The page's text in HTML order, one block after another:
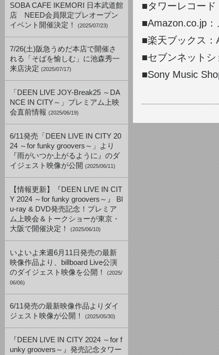
SOBA CAFE IKEMORI 日本武道館
店 NEED会員限定プレオープン
イベント開催決定！
(2025/07/23)
7/26(土)阪急うめだ本店で開催さ
れる「そばを愉しむ」に池森秀一
来店決定 (2025/07/17)
「DEEN LIVE JOY-Break25 ～DA
NCE IN CITY～」プレミアム上映
会直前情報 (2025/06/19)
6/11発売「DEEN LIVE IN CITY 20
24 ～for funky groovers～」より
『雨がいつか上がるように』のダ
イジェスト映像が公開 (2025/06/11)
【情報更新】『DEEN LIVE IN CIT
Y 2024 ～for funky groovers～』 Bl
u-ray & DVD発売記念！プレミア
ム上映会＆トークショーが東京・
大阪で開催決定！
(2025/06/10)
いよいよ来週6月11日発売の最新
映像作品より、billboard Live公演
のダイジェスト映像を公開！
(2025/
06/06)
6/11発売の最新映像作品よりダイ
ジェスト映像が公開！
(2025/05/30)
『DEEN LIVE IN CITY 2024 ～for f
unky groovers～』発売記念タワー
■タワーレコー
■Amazon.co.jp
■楽天ブックス
■セブンネット
■Sony Music